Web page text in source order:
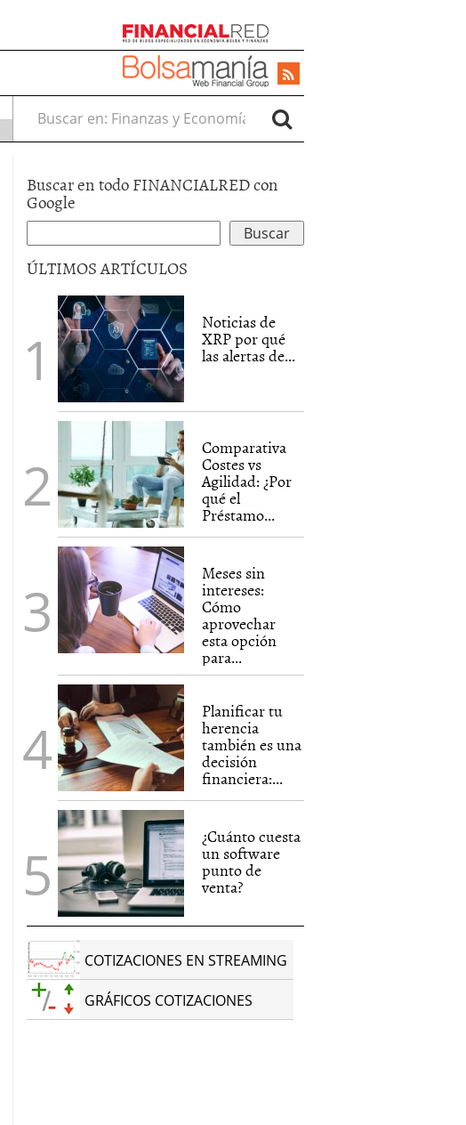
Buscar en:
Buscar en todo FINANCIALRED con
Google
ÚLTIMOS ARTÍCULOS
Noticias de
XRP por qué
las alertas de...
Comparativa
Costes vs
Agilidad: ¿Por
qué el
Préstamo...
Meses sin
intereses:
Cómo
aprovechar
esta opción
para...
Planificar tu
herencia
también es una
decisión
financiera:...
¿Cuánto cuesta
un software
punto de
venta?
COTIZACIONES EN STREAMING
GRÁFICOS COTIZACIONES